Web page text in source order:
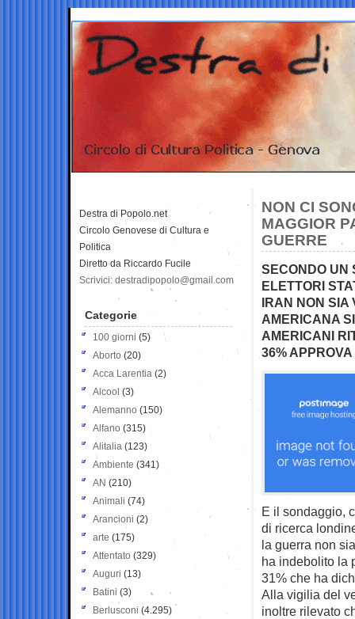
NON CI
MAGGIOR
GUERRE
SECONDO UN
ELETTORI
IRAN NON SIA
AMERICANA
AMERICANI
36% APPROVA
E il sondaggio,
di ricerca
la guerra non
ha indebolito la
31% che ha
Alla vigilia del
inoltre rilevato
Destra di Popolo.net
Circolo Genovese di Cultura e
Politica
Diretto da Riccardo Fucile
Scrivici: destradipopolo@gmail.com
Categorie
100 giorni (5)
Aborto (20)
Acca Larentia (2)
Alcool (3)
Alemanno (150)
Alfano (315)
Alitalia (123)
Ambiente (341)
AN (210)
Animali (74)
Arancioni (2)
arte (175)
Attentato (329)
Auguri (13)
Batini (3)
Berlusconi (4.295)